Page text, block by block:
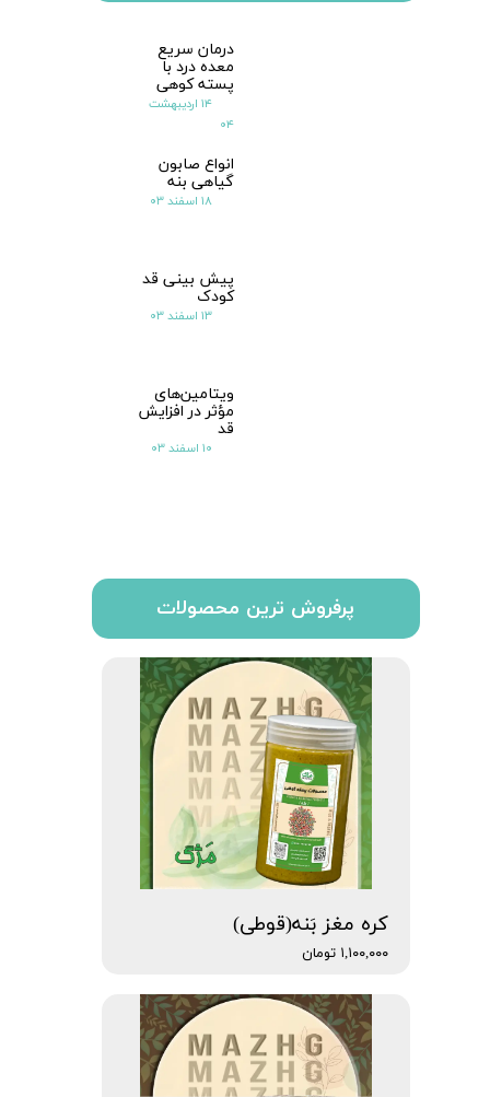
کره مغز بَنه(قوطی)
۱,۱۰۰,۰۰۰ تومان
پرفروش ترین محصولات
درمان سریع
معده درد با
پسته کوهی
۱۴ اردیبهشت
۰۴
انواع صابون
گیاهی بنه
۱۸ اسفند ۰۳
پیش بینی قد
کودک
۱۳ اسفند ۰۳
ویتامین‌های
مؤثر در افزایش
قد
۱۰ اسفند ۰۳